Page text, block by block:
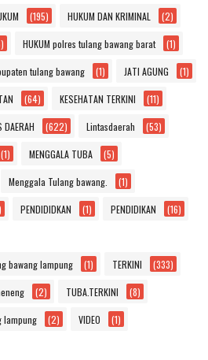
(195) HUKUM DAN KRIMINAL (2)
HUKUM polres tulang bawang barat (1)
tulang bawang (1) JATI AGUNG (1)
(64) KESEHATAN TERKINI (11)
DAERAH (622) Lintasdaerah (53)
(1) MENGGALA TUBA (5)
Menggala Tulang bawang. (1)
PENDIDIDKAN (1) PENDIDIKAN (16)
bawang lampung (1) TERKINI (333)
(2) TUBA.TERKINI (8)
lampung (2) VIDEO (1)